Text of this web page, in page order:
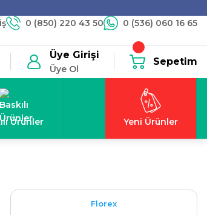
0 (850) 220 43 50 0 (536) 060 16 65
Üye Girişi
Üye Ol
Sepetim
Ürünler Yeni Ürünler
Florex